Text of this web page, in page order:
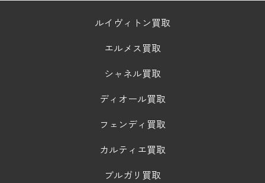
ルイヴィトン買取
エルメス買取
シャネル買取
ディオール買取
フェンディ買取
カルティエ買取
ブルガリ買取